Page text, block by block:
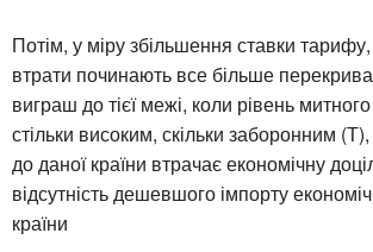
Потім, у міру збільшення ставки тарифу,
втрати починають все більше
виграш до тієї межі, коли рівень
стільки високим, скільки заборонним
до даної країни втрачає економічну
відсутність дешевшого імпорту
країни